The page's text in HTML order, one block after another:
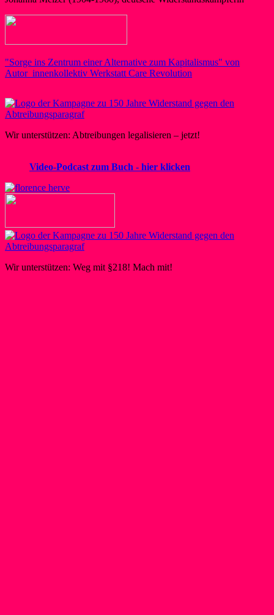
"Sorge ins Zentrum einer Alternative zum Kapitalismus" von
Autor_innenkollektiv Werkstatt Care Revolution
Wir unterstützen: Abtreibungen legalisieren – jetzt!
Video-Podcast zum Buch - hier klicken
Wir unterstützen: Weg mit §218! Mach mit!